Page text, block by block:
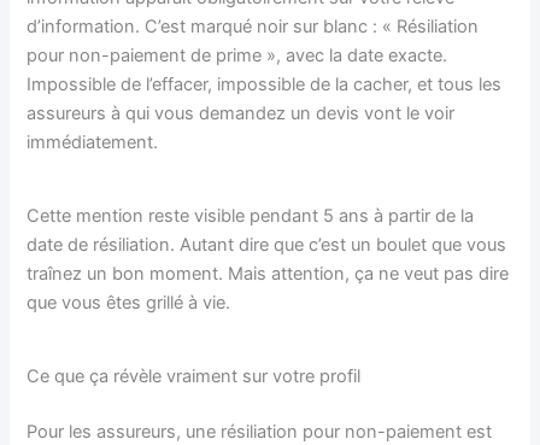
d’information. C’est marqué noir sur blanc : « Résiliation
pour non-paiement de prime », avec la date exacte.
Impossible de l’effacer, impossible de la cacher, et tous les
assureurs à qui vous demandez un devis vont le voir
immédiatement.
Cette mention reste visible pendant 5 ans à partir de la
date de résiliation. Autant dire que c’est un boulet que vous
traînez un bon moment. Mais attention, ça ne veut pas dire
que vous êtes grillé à vie.
Ce que ça révèle vraiment sur votre profil
Pour les assureurs, une résiliation pour non-paiement est